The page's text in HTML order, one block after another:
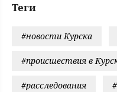
Теги
#новости Курска
#происшествия в
#расследования